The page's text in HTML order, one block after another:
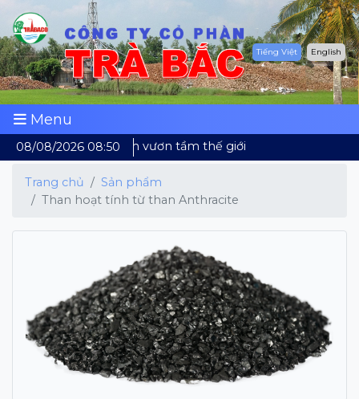
Tiếng Việt English
Menu
08/08/2026 08:50
Dừa Việt Nam vươn tầm thế giới
Trang chủ
Sản phẩm
Than hoạt tính từ than Anthracite